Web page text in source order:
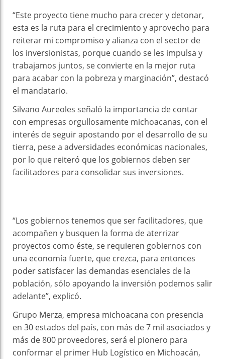
“Este proyecto tiene mucho para crecer y detonar,
esta es la ruta para el crecimiento y aprovecho para
reiterar mi compromiso y alianza con el sector de
los inversionistas, porque cuando se les impulsa y
trabajamos juntos, se convierte en la mejor ruta
para acabar con la pobreza y marginación”, destacó
el mandatario.
Silvano Aureoles señaló la importancia de contar
con empresas orgullosamente michoacanas, con el
interés de seguir apostando por el desarrollo de su
tierra, pese a adversidades económicas nacionales,
por lo que reiteró que los gobiernos deben ser
facilitadores para consolidar sus inversiones.
“Los gobiernos tenemos que ser facilitadores, que
acompañen y busquen la forma de aterrizar
proyectos como éste, se requieren gobiernos con
una economía fuerte, que crezca, para entonces
poder satisfacer las demandas esenciales de la
población, sólo apoyando la inversión podemos salir
adelante”, explicó.
Grupo Merza, empresa michoacana con presencia
en 30 estados del país, con más de 7 mil asociados y
más de 800 proveedores, será el pionero para
conformar el primer Hub Logístico en Michoacán,